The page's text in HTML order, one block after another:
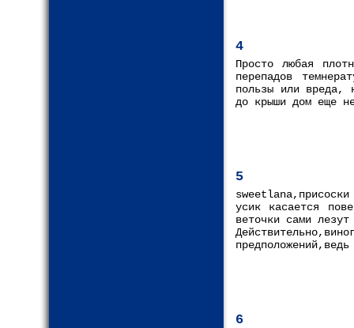
4
Просто любая
перепадов
пользы или
до крыши дом еще
5
усик касается
веточки сами
6